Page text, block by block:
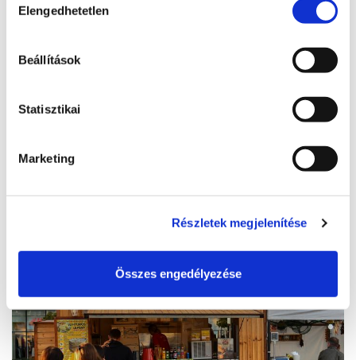
kiválasztása
Elengedhetetlen
Beállítások
Statisztikai
Marketing
Részletek megjelenítése
Összes engedélyezése
Cím
Weboldal